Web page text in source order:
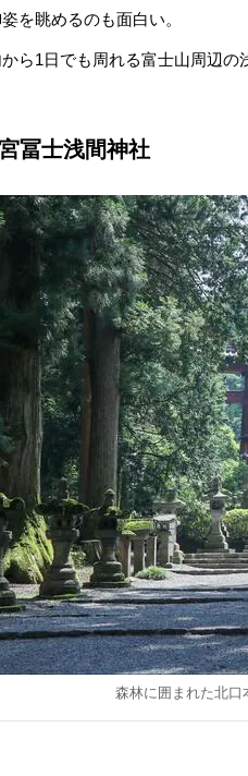
を眺めるのも面白い。
ら1日でも周れる富士山周辺の
冨士浅間神社
森林に囲まれた北口